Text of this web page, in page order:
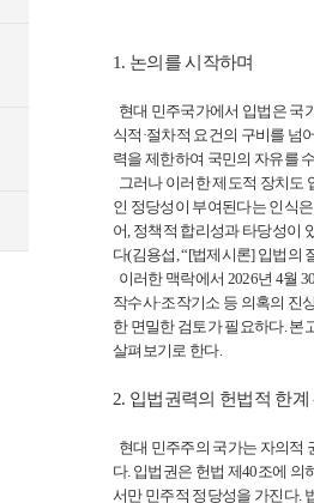
1. 논의를 시작하며
현대 민주국가에서 입법은 국
식적·절차적 요건의 구비를 넘
력을 제한하여 국민의 자유를
그러나 이러한 제도적 장치도
인 정당성이 부여된다는 인식
어, 정책적 합리성과 타당성이
다(김용섭, “[법제시론] 입법의
이러한 맥락에서 2026년 4월
작수사·조작기소 등 의혹의 진
한 면밀한 검토가 필요하다. 본
살펴보기로 한다.
2. 입법권력의 헌법적 한
현대 민주주의 국가는 자의적
다. 입법권은 헌법 제40조에
서만 민주적 정당성을 가진다.